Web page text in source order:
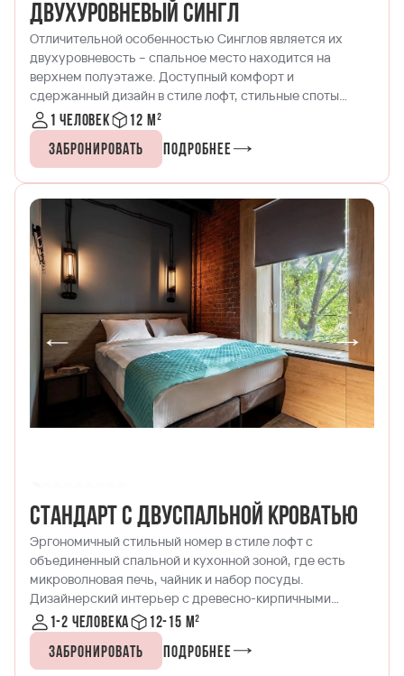
Двухуровневый Сингл
Отличительной особенностью Синглов является их
двухуровневость – спальное место находится на
верхнем полуэтаже. Доступный комфорт и
сдержанный дизайн в стиле лофт, стильные споты
создают гармоничное точечное освещение, а древесно-
кирпичные тона позволят вам расслабиться за книгой
или лэптопом после насыщенного дня в Москва-Сити. В
номере есть кухонный уголок с микроволновой печью,
телевидение.
1 человек
12 м²
Забронировать
Подробнее
Стандарт с двуспальной кроватью
Эргономичный стильный номер в стиле лофт с
объединенный спальной и кухонной зоной, где есть
микроволновая печь, чайник и набор посуды.
Дизайнерский интерьер с древесно-кирпичными
акцентами не оставит равнодушным и не отпустит вас
без стильной фотографии, которая будет напоминать о
лучшем отпуске. Номер располагает широким
1-2 человека
12-15 м²
Забронировать
Подробнее